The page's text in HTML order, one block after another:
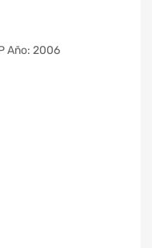
Año: 2006